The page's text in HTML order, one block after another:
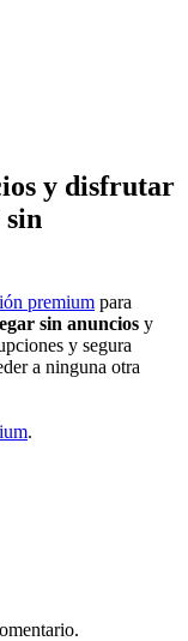
y disfrutar
sin
premium para
sin anuncios y
y segura
a ninguna otra
.